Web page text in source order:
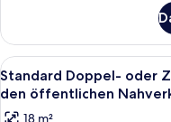
Nahverkehr
anzeigen
Einzelzimmer
inkl.
Ticket
Alle
Fotos
für
8
Standard Doppel- oder
den öffentlichen
18 m²